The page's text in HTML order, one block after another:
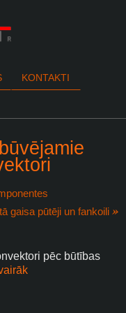
KONTAKTI
gaisa pūtēji un fankoili
pēc būtības
un efektīvs